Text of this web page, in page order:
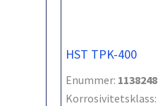
HST TPK-400
Enummer: 1138248
Korrosivitetsklass: